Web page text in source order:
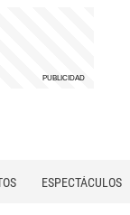
ESPECTÁCULOS